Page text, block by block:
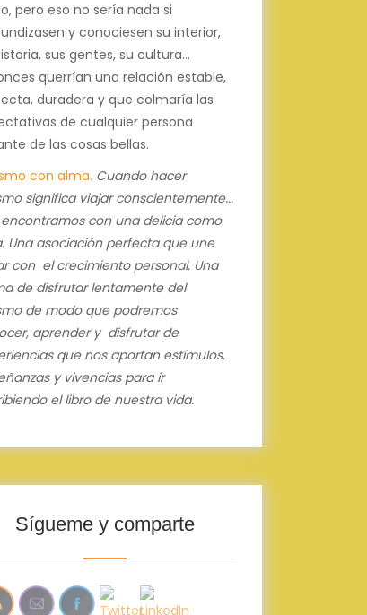
pero eso no sería nada si
y conociesen su interior,
sus gentes, su cultura...
querrían una relación estable,
duradera y que colmaría las
de cualquier persona
de las cosas bellas.
con alma. Cuando hacer
significa viajar conscientemente...
con una delicia como
Una asociación perfecta que une
con el crecimiento personal. Una
de disfrutar lentamente del
de modo que podremos
aprender y disfrutar de
que nos aportan estímulos,
y vivencias para ir
el libro de nuestra vida.
Sígueme y comparte